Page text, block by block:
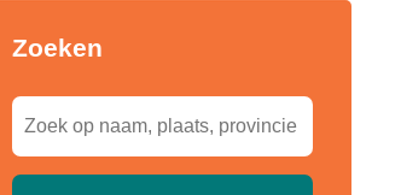
Zoeken